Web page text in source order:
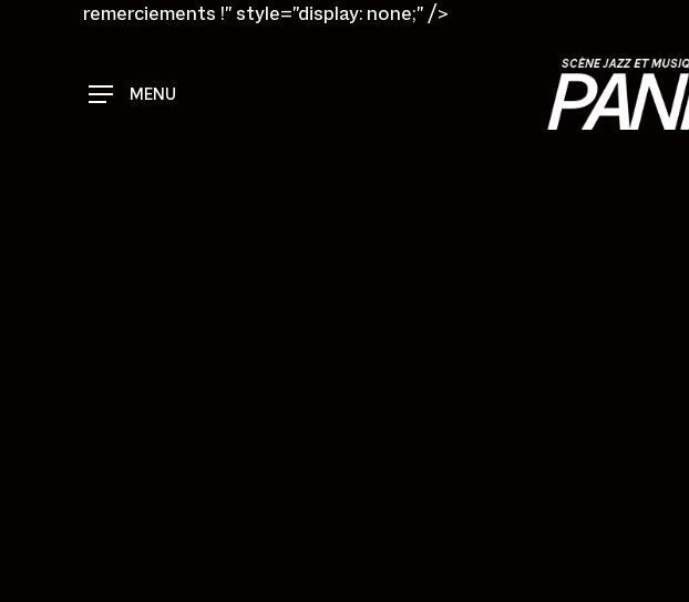
MENU
remerciements !" style="display: none;" />